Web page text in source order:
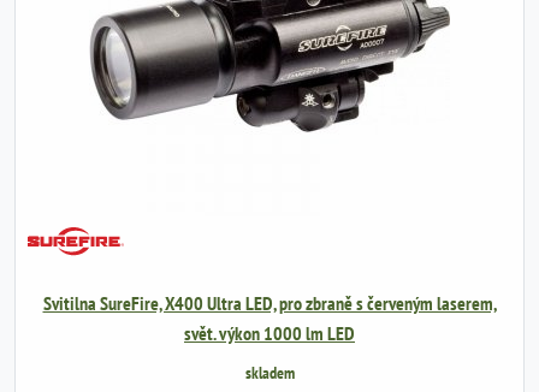
Svitilna SureFire, X400 Ultra LED, pro zbraně s červeným laserem,
svět. výkon 1000 lm LED
skladem